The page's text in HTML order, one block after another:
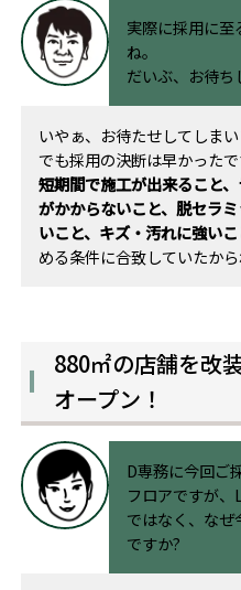
実際に採用に
ね。
だいぶ、お待ち
いやぁ、お待たせしてしまい
でも採用の決断は早かったで
短期間で施工が出来ること
がかからないこと、脱セラ
いこと、キズ・汚れに強いこ
める条件に合致していたから
880㎡の店舗を改
オープン！
D専務に今回ご
フロアですが
ではなく、なぜ
ですか?